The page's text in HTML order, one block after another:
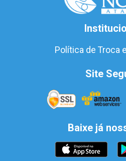
Política de Troca
Site
Baixe já